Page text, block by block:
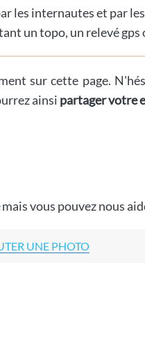
les internautes et par
un topo, un relevé gps
sur cette page.
ainsi partager votre
mais vous pouvez nous
UNE PHOTO